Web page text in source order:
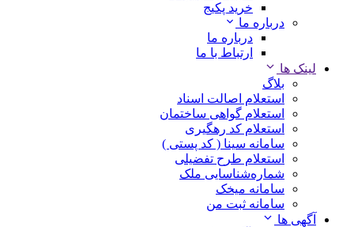
خرید پکیج
درباره ما
درباره ما
ارتباط با ما
لینک ها
بلاگ
استعلام اصالت اسناد
استعلام گواهی ساختمان
استعلام کد رهگیری
سامانه سینا ( کد پستی )
استعلام طرح تفضیلی
شماره‌شناسایی ملک
سامانه میخک
سامانه ثبت من
آگهی ها
ورود